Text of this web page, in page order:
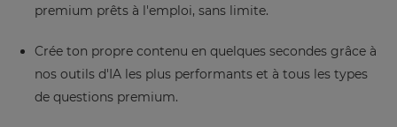
premium prêts à l'emploi, sans limite.
Crée ton propre contenu en quelques secondes grâce à
nos outils d'IA les plus performants et à tous les types
de questions premium.